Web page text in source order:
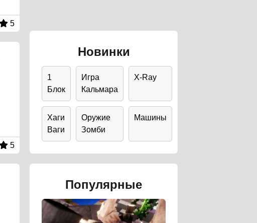
5
5
Новинки
1
Блок
Игра
Кальмара
X-Ray
Хаги
Ваги
Оружие
Зомби
Машины
Популярные